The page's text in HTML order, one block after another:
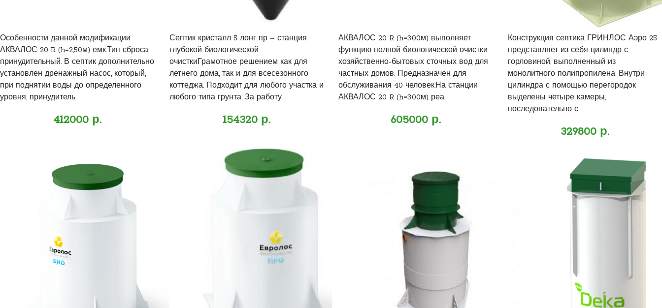
Особенности данной модификации
АКВАЛОС 20 R (h=2,50м) емк:Тип сброса:
принудительный. В септик дополнительно
установлен дренажный насос, который,
при поднятии воды до определенного
уровня, принудитель..
412000 р.
Септик кристалл 5 лонг пр – станция
глубокой биологической
очисткиГрамотное решением как для
летнего дома, так и для всесезонного
коттеджа. Подходит для любого участка и
любого типа грунта. За работу ..
154320 р.
АКВАЛОС 20 R (h=3,00м) выполняет
функцию полной биологической очистки
хозяйственно-бытовых сточных вод для
частных домов. Предназначен для
обслуживания 40 человек.На станции
АКВАЛОС 20 R (h=3,00м) реа..
605000 р.
Конструкция септика ГРИНЛОС Аэро 25
представляет из себя цилиндр с
горловиной, выполненный из
монолитного полипропилена. Внутри
цилиндра с помощью перегородок
выделены четыре камеры,
последовательно с..
329800 р.